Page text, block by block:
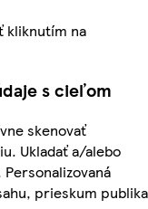
kliknutím na
s cieľom
skenovať
Ukladať a/alebo
prieskum publika